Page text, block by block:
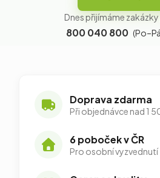
Dnes přijímáme
800 040 800
Doprava zdarma
Při objednávce nad 1
6 poboček v ČR
Pro osobní vyzvednutí